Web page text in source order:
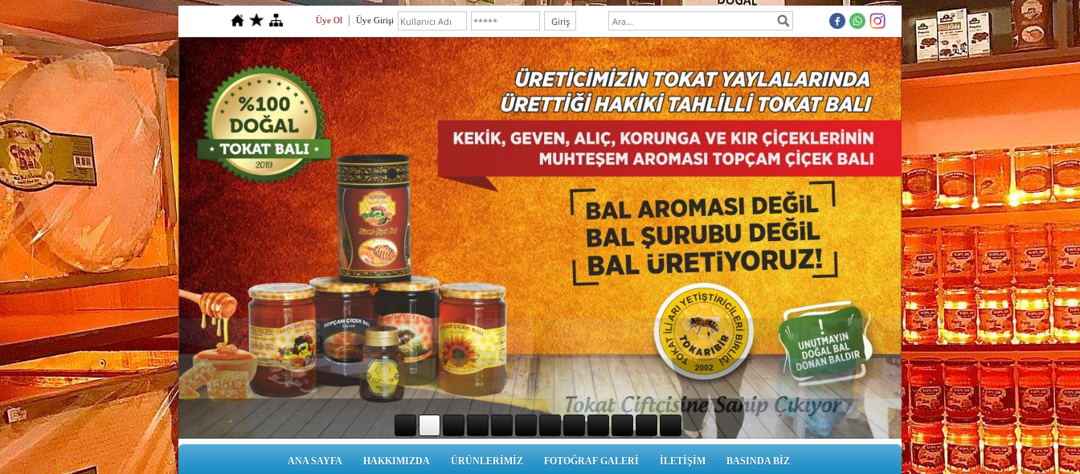
Üye Ol Üye Girişi
ANA SAYFA HAKKIMIZDA ÜRÜNLERİMİZ FOTOĞRAF GALERİ İLETİŞİM BASINDA BİZ